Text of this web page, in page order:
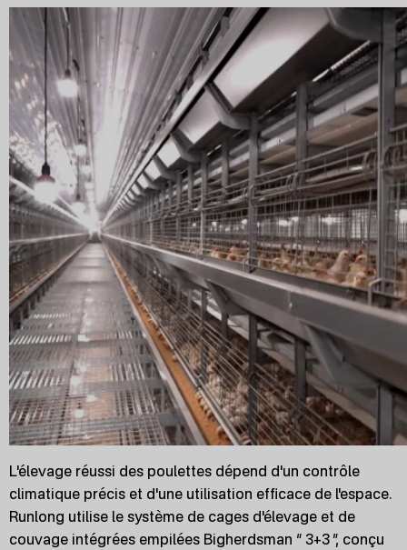
L'élevage réussi des poulettes dépend d'un contrôle
climatique précis et d'une utilisation efficace de l'espace.
Runlong utilise le système de cages d'élevage et de
couvage intégrées empilées Bigherdsman “ 3+3 ”, conçu